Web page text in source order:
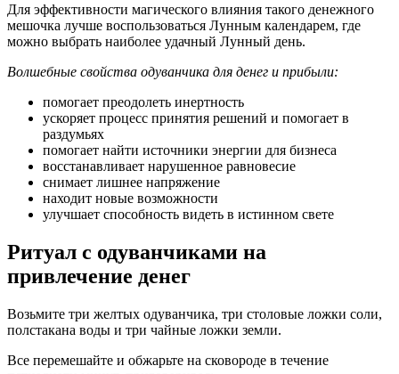
Для эффективности магического влияния такого денежного
мешочка лучше воспользоваться Лунным календарем, где
можно выбрать наиболее удачный Лунный день.
Волшебные свойства одуванчика для денег и прибыли:
помогает преодолеть инертность
ускоряет процесс принятия решений и помогает в
раздумьях
помогает найти источники энергии для бизнеса
восстанавливает нарушенное равновесие
снимает лишнее напряжение
находит новые возможности
улучшает способность видеть в истинном свете
Ритуал с одуванчиками на
привлечение денег
Возьмите три желтых одуванчика, три столовые ложки соли,
полстакана воды и три чайные ложки земли.
Все перемешайте и обжарьте на сковороде в течение